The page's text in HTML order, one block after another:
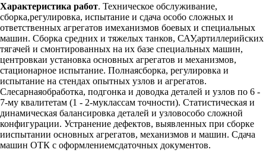
Характеристика работ. Техническое обслуживание,
сборка,регулировка, испытание и сдача особо сложных и
ответственных агрегатов имеханизмов боевых и специальных
машин. Сборка средних и тяжелых танков, САУ,артиллерийских
тягачей и смонтированных на их базе специальных машин,
центровкаи установка основных агрегатов и механизмов,
стационарное испытание. Полнаясборка, регулировка и
испытание на стендах опытных узлов и агрегатов.
Слесарнаяобработка, подгонка и доводка деталей и узлов по 6 -
7-му квалитетам (1 - 2-муклассам точности). Статистическая и
динамическая балансировка деталей и узловособо сложной
конфигурации. Устранение дефектов, выявленных при сборке
ииспытании основных агрегатов, механизмов и машин. Сдача
машин ОТК с оформлениемсдаточных документов.